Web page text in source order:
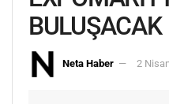
BULUŞACAK
Neta Haber 2